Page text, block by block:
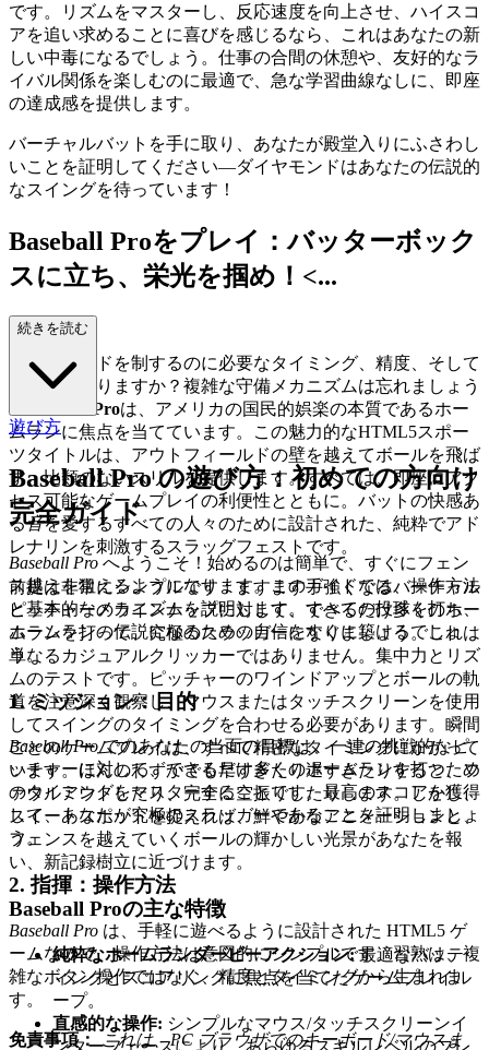
です。リズムをマスターし、反応速度を向上させ、ハイスコ
アを追い求めることに喜びを感じるなら、これはあなたの新
しい中毒になるでしょう。仕事の合間の休憩や、友好的なラ
イバル関係を楽しむのに最適で、急な学習曲線なしに、即座
の達成感を提供します。
バーチャルバットを手に取り、あなたが殿堂入りにふさわし
いことを証明してください—ダイヤモンドはあなたの伝説的
なスイングを待っています！
Baseball Proをプレイ：バッターボック
スに立ち、栄光を掴め！<...
/h2>
ダイヤモンドを制するのに必要なタイミング、精度、そして
パワーはありますか？複雑な守備メカニズムは忘れましょう
—
Baseball Proは、アメリカの国民的娯楽の本質であるホー
ムランに焦点を当てています。この魅力的なHTML5スポー
ツタイトルは、アウトフィールドの壁を越えてボールを飛ば
す、比類のないスリルを提供します。すべては、即座にアク
セス可能なゲームプレイの利便性とともに。バットの快感あ
る音を愛するすべての人々のために設計された、純粋でアド
レナリンを刺激するスラッグフェストです。
前提は非常にシンプルです：ますます手強くなるバーチャル
ピッチャーのラインナップに対して、できるだけ多くのホー
ムランを打って、究極のスラッガーになりましょう。これは
単なるカジュアルクリッカーではありません。集中力とリズ
ムのテストです。ピッチャーのワインドアップとボールの軌
道を注意深く観察し、マウスまたはタッチスクリーンを使用
してスイングのタイミングを合わせる必要があります。瞬間
ごとのゲームプレイは、すべて精密なタイミングにかかって
います。ほんのわずかでも早すぎたり遅すぎたりすると、フ
ァウルアウトしたり、完全に空振りしたりします。しかし、
スイートスポットを捉えれば、鮮やかなアニメーションと、
フェンスを越えていくボールの輝かしい光景があなたを報
い、新記録樹立に近づけます。
Baseball Proの主な特徴
純粋なホームランダービーアクション:最適なバッテ
ィングとスコアリングに焦点を当てたゲームプレイル
ープ。
直感的な操作: シンプルなマウス/タッチスクリーンイ
ンターフェースにより、あらゆるスキルレベルのプレ
続きを読む
遊び方
Baseball Pro の遊び方：初めての方向け
完全ガイド
Baseball Pro へようこそ！始めるのは簡単で、すぐにフェン
ス越えを狙えるようになります。このガイドでは、操作方法
と基本的なメカニズムを説明します。すべての投球を打ち、
ホームランの伝説になるための自信をすぐに築けるでしょ
う。
1. ミッション：目的
Baseball Proでのあなたの当面の目標は、一連の挑戦的なピ
ッチャーに対して、できるだけ多くのホームランを打つため
のタイミングをマスターすることです。最高のスコアを獲得
して、あなたが究極のスラッガーであることを証明しましょ
う。
2. 指揮：操作方法
Baseball Pro は、手軽に遊べるように設計された HTML5 ゲ
ームなので、操作方法は意図的にシンプルです。習熟は、複
雑なボタン操作ではなく、精度とタイミングから生まれま
す。
免責事項：
これは、PC ブラウザでのキーボード/マウスま